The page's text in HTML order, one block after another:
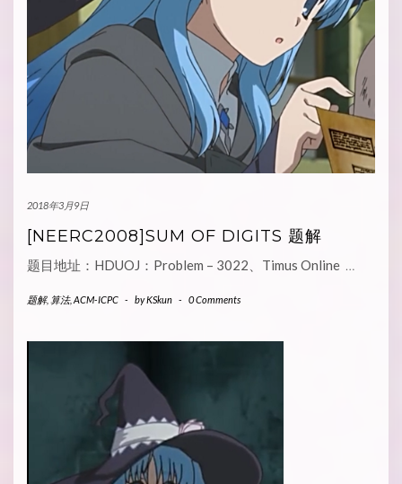
2018年3月9日
[NEERC2008]SUM OF DIGITS 题解
题目地址：HDUOJ：Problem – 3022、Timus Online …
题解, 算法, ACM-ICPC - byKSkun - 0 Comments